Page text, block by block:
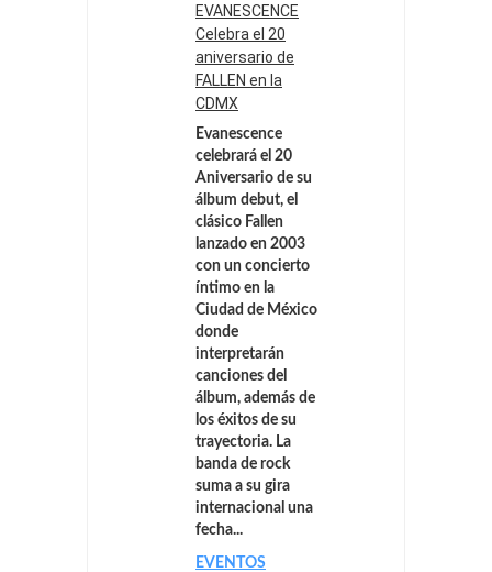
EVANESCENCE
Celebra el 20
aniversario de
FALLEN en la
CDMX
Evanescence
celebrará el 20
Aniversario de su
álbum debut, el
clásico Fallen
lanzado en 2003
con un concierto
íntimo en la
Ciudad de México
donde
interpretarán
canciones del
álbum, además de
los éxitos de su
trayectoria. La
banda de rock
suma a su gira
internacional una
fecha...
EVENTOS